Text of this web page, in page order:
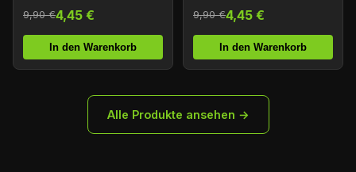
9,90 €4,45 €
In den Warenkorb
9,90 €4,45 €
In den Warenkorb
Alle Produkte ansehen →